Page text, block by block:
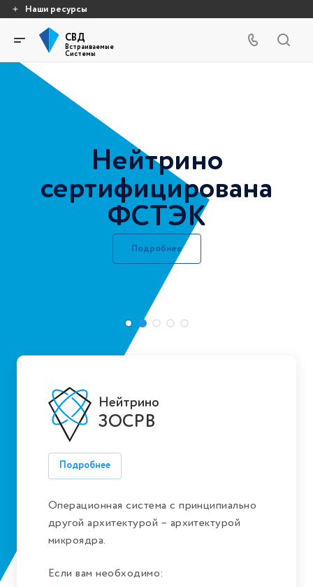
Наши ресурсы
СВД
Встраиваемые
Системы
Нейтрино
сертифицирована
ФСТЭК
Подробнее
Нейтрино
ЗОСРВ
Подробнее
Операционная система с принципиально
другой архитектурой – архитектурой
микроядра.
Если вам необходимо: